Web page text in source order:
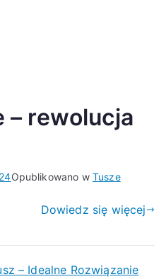
– rewolucja
Opublikowano w Tusze
Dowiedz się więcej
– Idealne Rozwiązanie